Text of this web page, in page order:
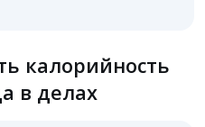
калорийность
в делах